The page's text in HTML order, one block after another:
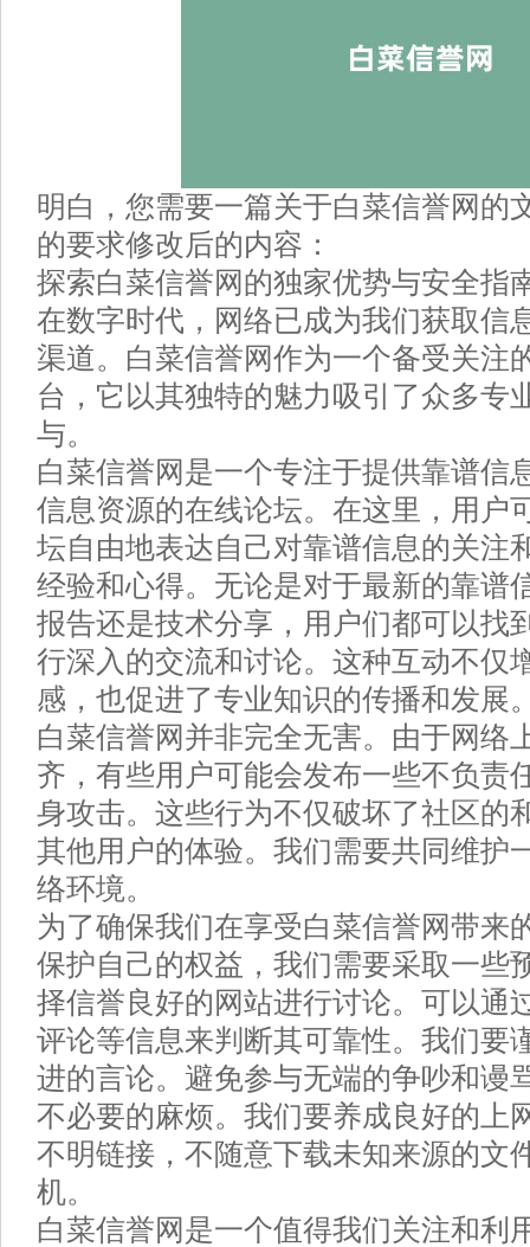
明白，您需要一篇关于白菜信誉网的
的要求修改后的内容：
探索白菜信誉网的独家优势与安全指
在数字时代，网络已成为我们获取信
渠道。白菜信誉网作为一个备受关注
台，它以其独特的魅力吸引了众多专
与。
白菜信誉网是一个专注于提供靠谱信
信息资源的在线论坛。在这里，用户
坛自由地表达自己对靠谱信息的关注
经验和心得。无论是对于最新的靠谱
报告还是技术分享，用户们都可以找
行深入的交流和讨论。这种互动不仅
感，也促进了专业知识的传播和发展
白菜信誉网并非完全无害。由于网络
齐，有些用户可能会发布一些不负责
身攻击。这些行为不仅破坏了社区的
其他用户的体验。我们需要共同维护
络环境。
为了确保我们在享受白菜信誉网带来
保护自己的权益，我们需要采取一些
择信誉良好的网站进行讨论。可以通
评论等信息来判断其可靠性。我们要
进的言论。避免参与无端的争吵和谩
不必要的麻烦。我们要养成良好的上
不明链接，不随意下载未知来源的文
机。
白菜信誉网是一个值得我们关注和利